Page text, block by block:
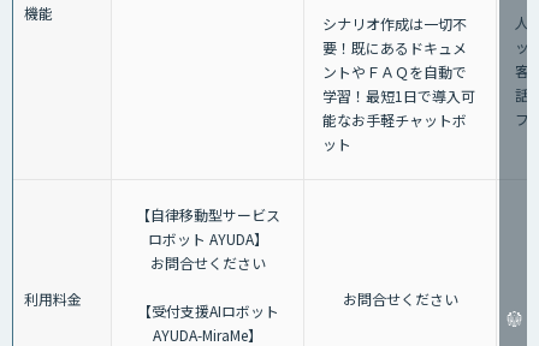
機能
シナリオ作成は一切不
要！既にあるドキュメ
ントやＦＡＱを自動で
学習！最短1日で導入可
能なお手軽チャットボ
ット
人
ッ
客
話
フ
利用料金
【自律移動型サービス
ロボット AYUDA】
お問合せください
【受付支援AIロボット
AYUDA-MiraMe】
お問合せください